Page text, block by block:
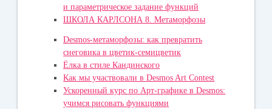
и параметрическое задание функций
ШКОЛА КАРЛСОНА 8. Метаморфозы
Desmos-метаморфозы: как превратить
снеговика в цветик-семицветик
Ёлка в стиле Кандинского
Как мы участвовали в Desmos Art Contest
Ускоренный курс по Арт-графике в Desmos:
учимся рисовать функциями